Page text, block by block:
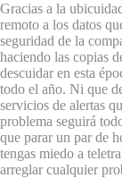
Gracias a la
remoto a los datos
seguridad de la
haciendo las copias
descuidar en esta
todo el año. Ni que
servicios de alertas
problema seguirá
que parar un par de
tengas miedo a
arreglar cualquier